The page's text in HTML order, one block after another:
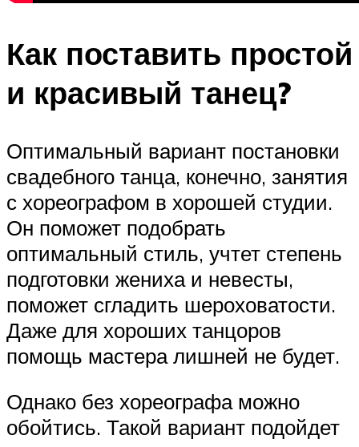
Как поставить простой
и красивый танец?
Оптимальный вариант постановки
свадебного танца, конечно, занятия
с хореографом в хорошей студии.
Он поможет подобрать
оптимальный стиль, учтет степень
подготовки жениха и невесты,
поможет сгладить шероховатости.
Даже для хороших танцоров
помощь мастера лишней не будет.
Однако без хореографа можно
обойтись. Такой вариант подойдет